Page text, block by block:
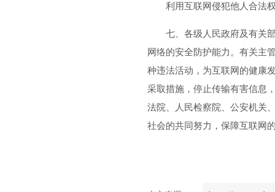
利用互联网侵犯他人合法
七、各级人民政府及有关
网络的安全防护能力。有关主
种违法活动，为互联网的健康
采取措施，停止传输有害信息
法院、人民检察院、公安机关
社会的共同努力，保障互联网